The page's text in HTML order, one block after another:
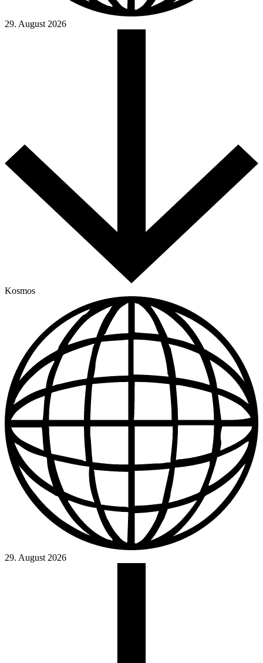
29. August 2026
Kosmos
29. August 2026